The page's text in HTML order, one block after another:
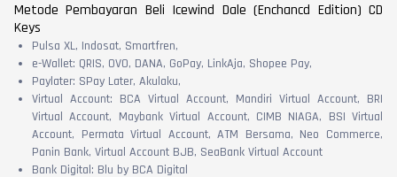
Metode Pembayaran Beli Icewind Dale (Enchancd Edition) CD
Keys
Pulsa XL, Indosat, Smartfren,
e-Wallet: QRIS, OVO, DANA, GoPay, LinkAja, Shopee Pay,
Paylater: SPay Later, Akulaku,
Virtual Account: BCA Virtual Account, Mandiri Virtual Account, BRI
Virtual Account, Maybank Virtual Account, CIMB NIAGA, BSI Virtual
Account, Permata Virtual Account, ATM Bersama, Neo Commerce,
Panin Bank, Virtual Account BJB, SeaBank Virtual Account
Bank Digital: Blu by BCA Digital